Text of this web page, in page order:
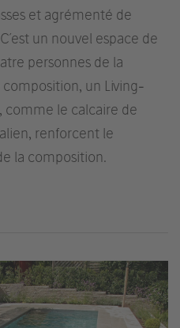
et agrémenté de
un nouvel espace de
personnes de la
un Living-
comme le calcaire de
renforcent le
la composition.